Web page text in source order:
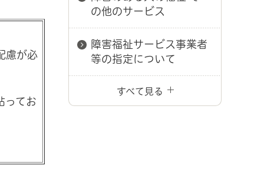
慮が必
ってお
の他のサービス
障害福祉サービス事業者
等の指定について
すべて見る